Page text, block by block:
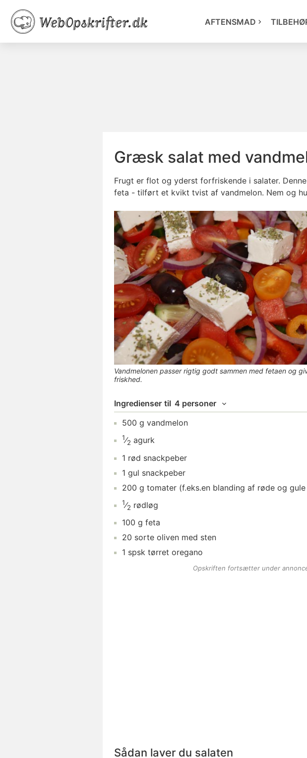
AFTENSMAD
Græsk salat med
Frugt er flot og yderst forfriskende i salater.
feta - tilført et kvikt tvist af vandmelon. Nem og
Vandmelonen passer rigtig godt sammen med fetaen og
friskhed.
Ingredienser til 4 personer
500 g vandmelon
1⁄2 agurk
1 rød snackpeber
1 gul snackpeber
200 g tomater (f.eks.en blanding af røde og
1⁄2 rødløg
100 g feta
20 sorte oliven med sten
1 spsk tørret oregano
Opskriften fortsætter under
Sådan laver du salaten